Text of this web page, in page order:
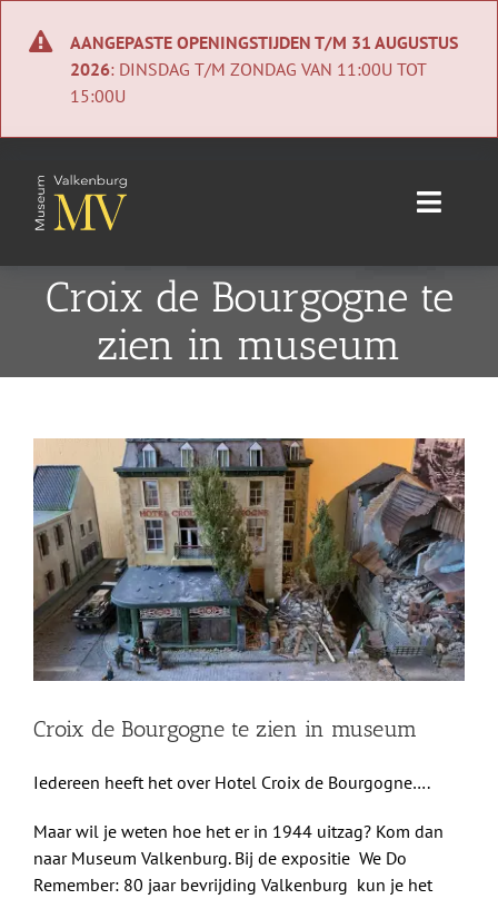
naar
AANGEPASTE OPENINGSTIJDEN T/M 31 AUGUSTUS
2026: DINSDAG T/M ZONDAG VAN 11:00U TOT
15:00U
Toggle
Home
Nieuws
Collectie
Shop
Over Ons
BEZOEK
Croix de Bourgogne te
zien in museum
Bekijk
grotere
afbeelding
Croix de Bourgogne te zien in museum
Iedereen heeft het over Hotel Croix de Bourgogne….
Maar wil je weten hoe het er in 1944 uitzag? Kom dan
naar Museum Valkenburg. Bij de expositie We Do
Remember: 80 jaar bevrijding Valkenburg kun je het